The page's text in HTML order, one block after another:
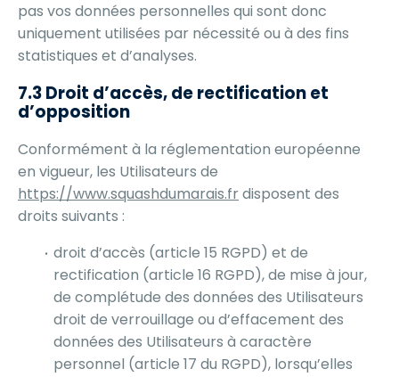
pas vos données personnelles qui sont donc
uniquement utilisées par nécessité ou à des fins
statistiques et d’analyses.
7.3 Droit d’accès, de rectification et
d’opposition
Conformément à la réglementation européenne
en vigueur, les Utilisateurs de
https://www.squashdumarais.frdisposent des
droits suivants :
droit d’accès (article 15 RGPD) et de
rectification (article 16 RGPD), de mise à jour,
de complétude des données des Utilisateurs
droit de verrouillage ou d’effacement des
données des Utilisateurs à caractère
personnel (article 17 du RGPD), lorsqu’elles